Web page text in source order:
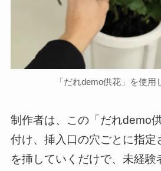
「だれdemo供花」を使用
制作者は、この「だれdemo
付け、挿入口の穴ごとに指定
を挿していくだけで、未経験